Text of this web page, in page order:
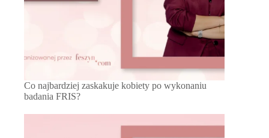
Co najbardziej zaskakuje kobiety po wykonaniu
badania FRIS?